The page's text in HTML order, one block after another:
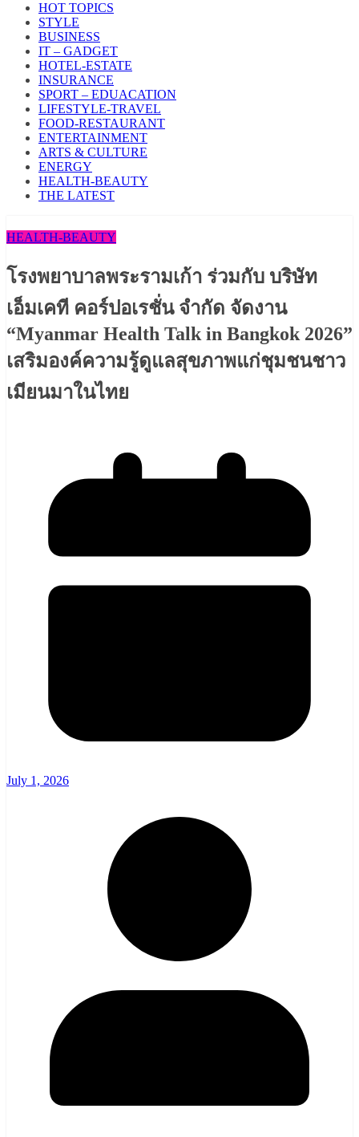
HOT TOPICS
STYLE
BUSINESS
IT – GADGET
HOTEL-ESTATE
INSURANCE
SPORT – EDUACATION
LIFESTYLE​-TRAVEL​
FOOD-RESTAURANT
ENTERTAINMENT
ARTS & CULTURE
ENERGY
HEALTH​-BEAUTY
THE LATEST
HEALTH​-BEAUTY
โรงพยาบาลพระรามเก้า ร่วมกับ บริษัท
เอ็มเคที คอร์ปอเรชั่น จำกัด จัดงาน
“Myanmar Health Talk in Bangkok 2026”
เสริมองค์ความรู้ดูแลสุขภาพแก่ชุมชนชาว
เมียนมาในไทย
July 1, 2026